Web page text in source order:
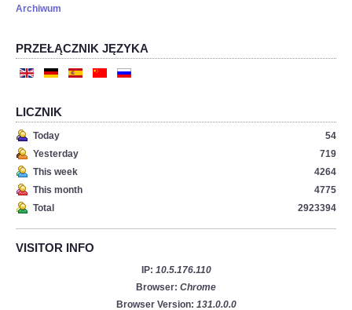
Archiwum
PRZEŁĄCZNIK JĘZYKA
LICZNIK
Today
54
Yesterday
719
This week
4264
This month
4775
Total
2923394
VISITOR INFO
IP: 10.5.176.110
Browser: Chrome
Browser Version: 131.0.0.0